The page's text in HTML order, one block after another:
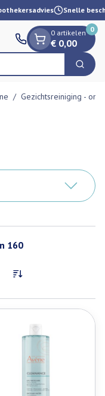
Snelle
Zoek
0 artikelen
€ 0,00
0
/ Gezichtsreiniging -
160